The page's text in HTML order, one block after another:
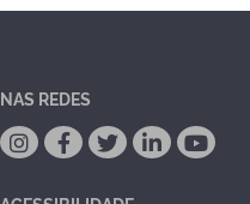
NAS REDES